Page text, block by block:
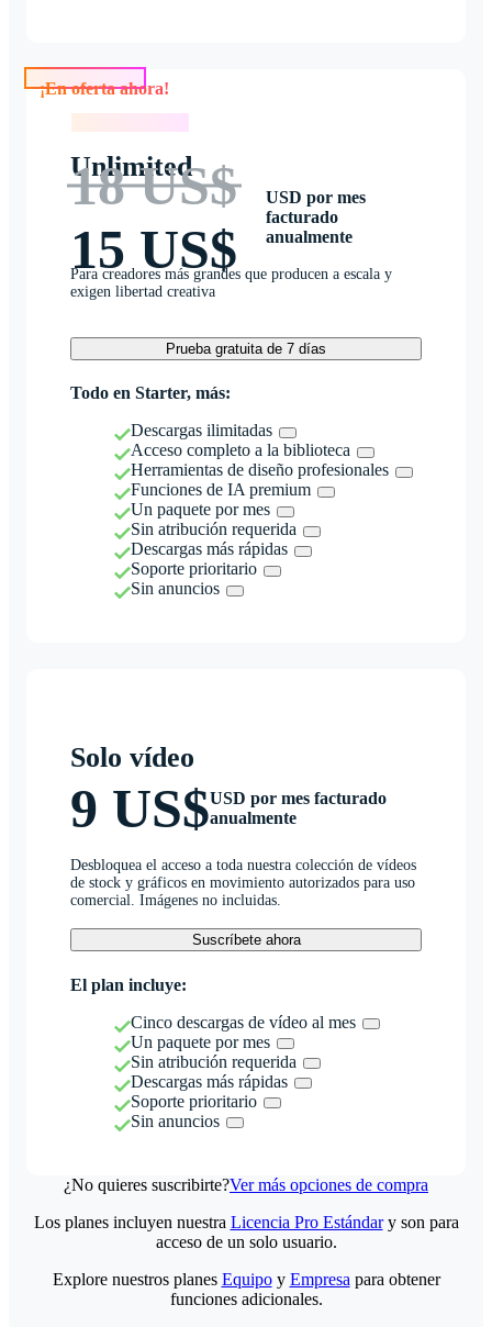
Unlimited
18 US$
15 US$
USD por mes
facturado
anualmente
Para creadores más grandes que producen a escala y
exigen libertad creativa
Prueba gratuita de 7 días
Todo en Starter, más:
Descargas ilimitadas
Acceso completo a la biblioteca
Herramientas de diseño profesionales
Funciones de IA premium
Un paquete por mes
Sin atribución requerida
Descargas más rápidas
Soporte prioritario
Sin anuncios
Solo vídeo
9 US$USD por mes facturado
anualmente
Desbloquea el acceso a toda nuestra colección de vídeos
de stock y gráficos en movimiento autorizados para uso
comercial. Imágenes no incluidas.
Suscríbete ahora
El plan incluye:
Cinco descargas de vídeo al mes
Un paquete por mes
Sin atribución requerida
Descargas más rápidas
Soporte prioritario
Sin anuncios
¿No quieres suscribirte?Ver más opciones de compra
Los planes incluyen nuestra Licencia Pro Estándary son para
acceso de un solo usuario.
Explore nuestros planes Equipoy Empresa para obtener
funciones adicionales.